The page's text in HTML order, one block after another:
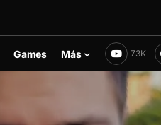
Games Más 73K